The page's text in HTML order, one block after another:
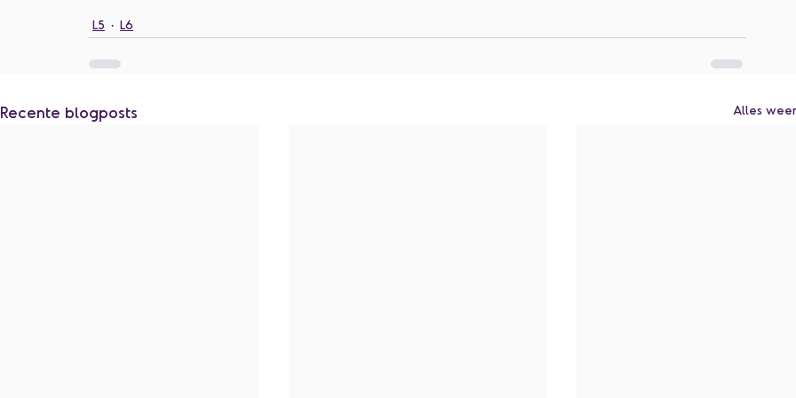
L5 L6
Recente blogposts Alles